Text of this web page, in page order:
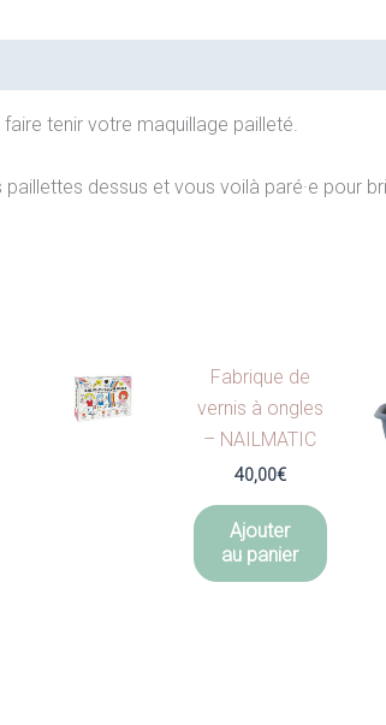
tenir votre maquillage pailleté.
dessus et vous voilà paré·e pour
Fabrique de
vernis à ongles
– NAILMATIC
40,00€
Ajouter
au panier